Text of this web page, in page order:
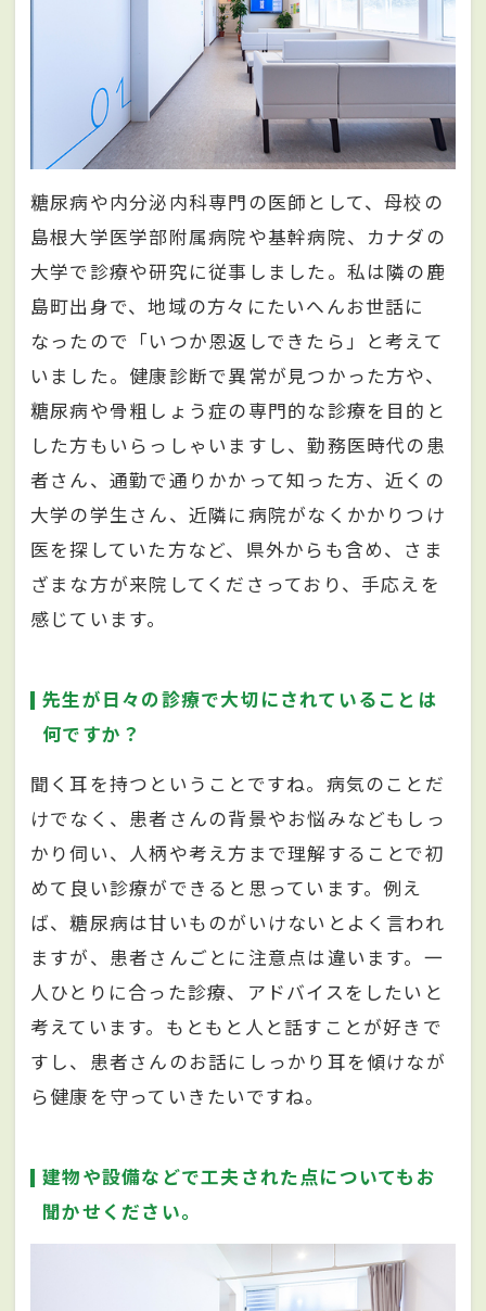
糖尿病や内分泌内科専門の医師として、母校の
島根大学医学部附属病院や基幹病院、カナダの
大学で診療や研究に従事しました。私は隣の鹿
島町出身で、地域の方々にたいへんお世話に
なったので「いつか恩返しできたら」と考えて
いました。健康診断で異常が見つかった方や、
糖尿病や骨粗しょう症の専門的な診療を目的と
した方もいらっしゃいますし、勤務医時代の患
者さん、通勤で通りかかって知った方、近くの
大学の学生さん、近隣に病院がなくかかりつけ
医を探していた方など、県外からも含め、さま
ざまな方が来院してくださっており、手応えを
感じています。
先生が日々の診療で大切にされていることは
何ですか？
聞く耳を持つということですね。病気のことだ
けでなく、患者さんの背景やお悩みなどもしっ
かり伺い、人柄や考え方まで理解することで初
めて良い診療ができると思っています。例え
ば、糖尿病は甘いものがいけないとよく言われ
ますが、患者さんごとに注意点は違います。一
人ひとりに合った診療、アドバイスをしたいと
考えています。もともと人と話すことが好きで
すし、患者さんのお話にしっかり耳を傾けなが
ら健康を守っていきたいですね。
建物や設備などで工夫された点についてもお
聞かせください。